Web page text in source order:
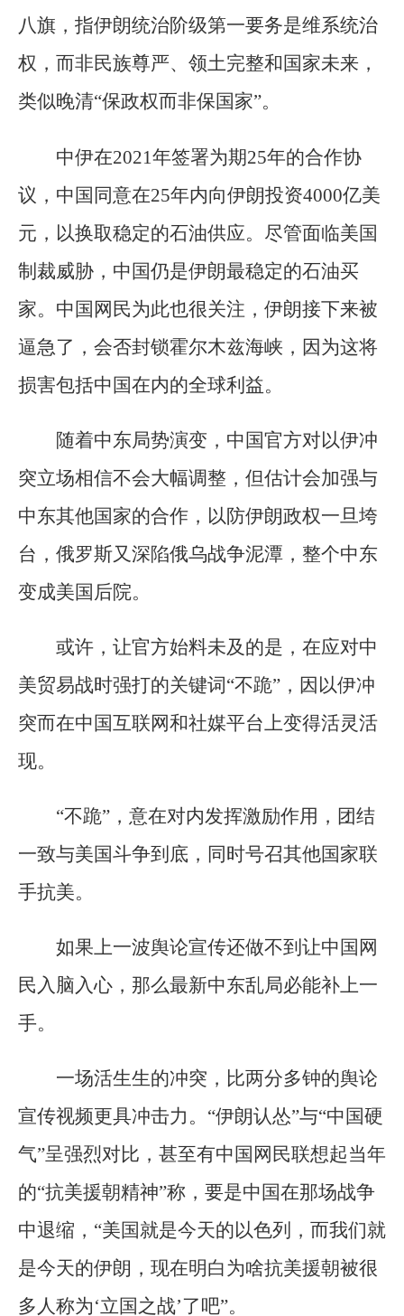
八旗，指伊朗统治阶级第一要务是维系统治
权，而非民族尊严、领土完整和国家未来，
类似晚清“保政权而非保国家”。
中伊在2021年签署为期25年的合作协
议，中国同意在25年内向伊朗投资4000亿美
元，以换取稳定的石油供应。尽管面临美国
制裁威胁，中国仍是伊朗最稳定的石油买
家。中国网民为此也很关注，伊朗接下来被
逼急了，会否封锁霍尔木兹海峡，因为这将
损害包括中国在内的全球利益。
随着中东局势演变，中国官方对以伊冲
突立场相信不会大幅调整，但估计会加强与
中东其他国家的合作，以防伊朗政权一旦垮
台，俄罗斯又深陷俄乌战争泥潭，整个中东
变成美国后院。
或许，让官方始料未及的是，在应对中
美贸易战时强打的关键词“不跪”，因以伊冲
突而在中国互联网和社媒平台上变得活灵活
现。
“不跪”，意在对内发挥激励作用，团结
一致与美国斗争到底，同时号召其他国家联
手抗美。
如果上一波舆论宣传还做不到让中国网
民入脑入心，那么最新中东乱局必能补上一
手。
一场活生生的冲突，比两分多钟的舆论
宣传视频更具冲击力。“伊朗认怂”与“中国硬
气”呈强烈对比，甚至有中国网民联想起当年
的“抗美援朝精神”称，要是中国在那场战争
中退缩，“美国就是今天的以色列，而我们就
是今天的伊朗，现在明白为啥抗美援朝被很
多人称为‘立国之战’了吧”。